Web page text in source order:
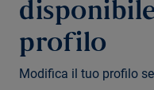
profilo
Modifica il tuo profilo